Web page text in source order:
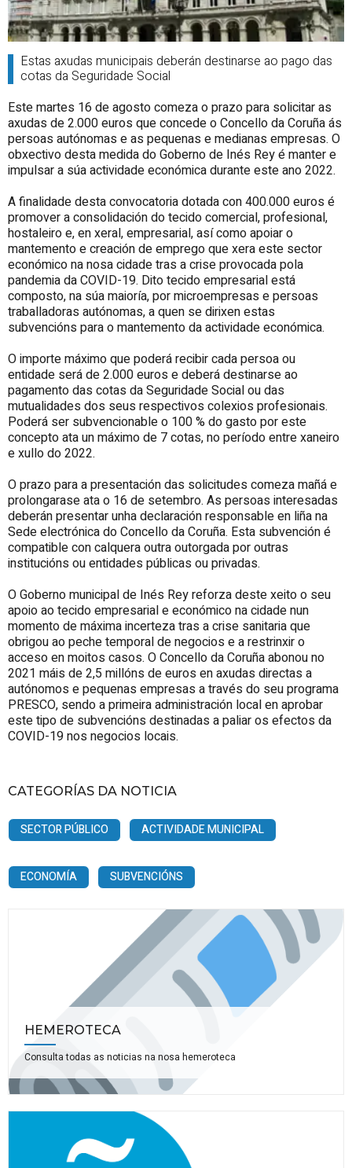
Estas axudas municipais deberán destinarse ao pago das
cotas da Seguridade Social
Este martes 16 de agosto comeza o prazo para solicitar as
axudas de 2.000 euros que concede o Concello da Coruña ás
persoas autónomas e as pequenas e medianas empresas. O
obxectivo desta medida do Goberno de Inés Rey é manter e
impulsar a súa actividade económica durante este ano 2022.
A finalidade desta convocatoria dotada con 400.000 euros é
promover a consolidación do tecido comercial, profesional,
hostaleiro e, en xeral, empresarial, así como apoiar o
mantemento e creación de emprego que xera este sector
económico na nosa cidade tras a crise provocada pola
pandemia da COVID-19. Dito tecido empresarial está
composto, na súa maioría, por microempresas e persoas
traballadoras autónomas, a quen se dirixen estas
subvencións para o mantemento da actividade económica.
O importe máximo que poderá recibir cada persoa ou
entidade será de 2.000 euros e deberá destinarse ao
pagamento das cotas da Seguridade Social ou das
mutualidades dos seus respectivos colexios profesionais.
Poderá ser subvencionable o 100 % do gasto por este
concepto ata un máximo de 7 cotas, no período entre xaneiro
e xullo do 2022.
O prazo para a presentación das solicitudes comeza mañá e
prolongarase ata o 16 de setembro. As persoas interesadas
deberán presentar unha declaración responsable en liña na
Sede electrónica do Concello da Coruña. Esta subvención é
compatible con calquera outra outorgada por outras
institucións ou entidades públicas ou privadas.
O Goberno municipal de Inés Rey reforza deste xeito o seu
apoio ao tecido empresarial e económico na cidade nun
momento de máxima incerteza tras a crise sanitaria que
obrigou ao peche temporal de negocios e a restrinxir o
acceso en moitos casos. O Concello da Coruña abonou no
2021 máis de 2,5 millóns de euros en axudas directas a
autónomos e pequenas empresas a través do seu programa
PRESCO, sendo a primeira administración local en aprobar
este tipo de subvencións destinadas a paliar os efectos da
COVID-19 nos negocios locais.
CATEGORÍAS DA NOTICIA
SECTOR PÚBLICO ACTIVIDADE MUNICIPAL
ECONOMÍA SUBVENCIÓNS
HEMEROTECA
Consulta todas as noticias na nosa hemeroteca